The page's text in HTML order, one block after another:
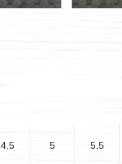
4.5 5 5.5